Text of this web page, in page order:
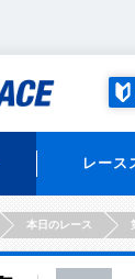
レース
本日のレース